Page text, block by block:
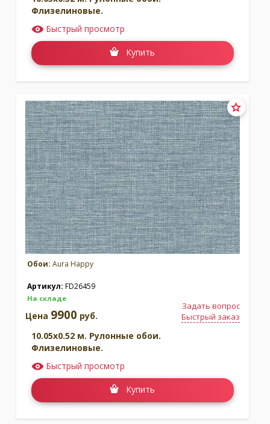
Флизелиновые.
Быстрый просмотр
Купить
Обои: Aura Happy
Артикул: FD26459
На складе
Задать вопрос
Быстрый заказ
Цена 9900 руб.
10.05x0.52 м. Рулонные обои.
Флизелиновые.
Быстрый просмотр
Купить